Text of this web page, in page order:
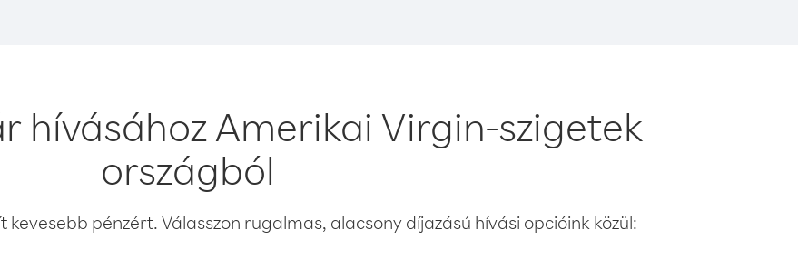
hívásához Amerikai Virgin-szigetek
országból
pénzért. Válasszon rugalmas, alacsony díjazású hívási opcióink közül: